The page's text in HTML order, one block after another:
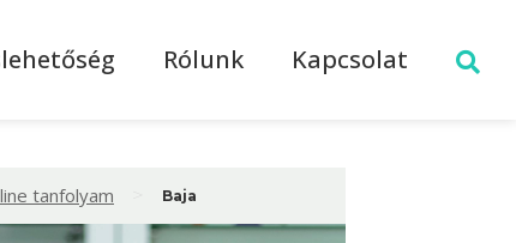
Rólunk Kapcsolat
tanfolyam Baja